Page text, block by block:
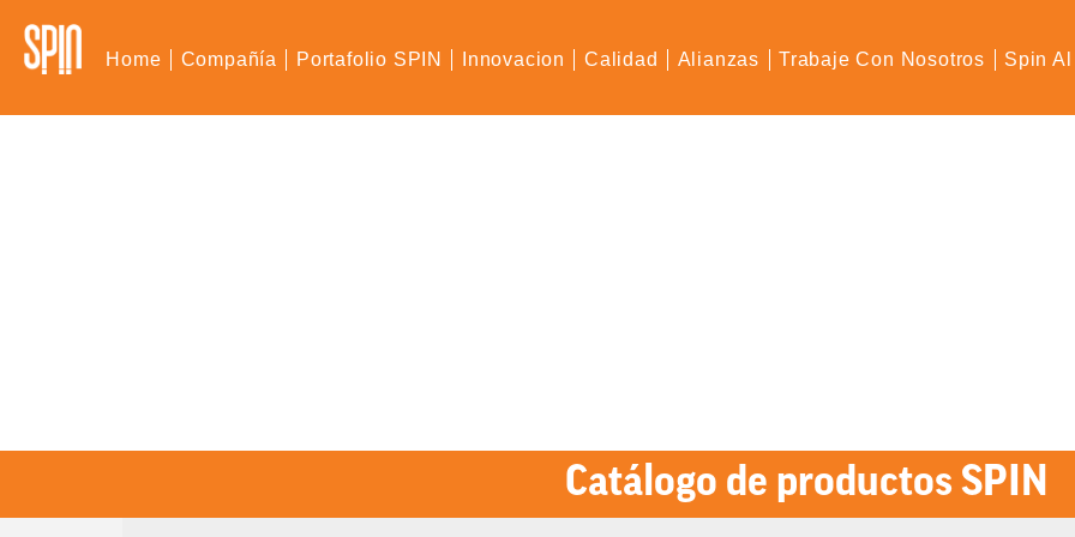
Home Compañía Portafolio SPIN Innovacion Calidad Alianzas Trabaje Con Nosotros Spin
Catálogo de productos SPIN